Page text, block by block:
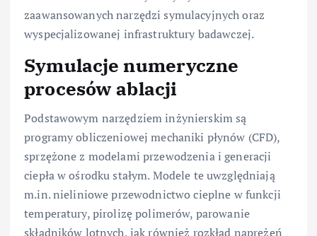
zaawansowanych narzędzi symulacyjnych oraz
wyspecjalizowanej infrastruktury badawczej.
Symulacje numeryczne
procesów ablacji
Podstawowym narzędziem inżynierskim są
programy obliczeniowej mechaniki płynów (CFD),
sprzężone z modelami przewodzenia i generacji
ciepła w ośrodku stałym. Modele te uwzględniają
m.in. nieliniowe przewodnictwo cieplne w funkcji
temperatury, pirolizę polimerów, parowanie
składników lotnych, jak również rozkład naprężeń